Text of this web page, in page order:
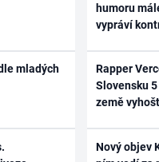
mladých
humoru
vypráví
Rapper
Slovensku
země
Nový objev